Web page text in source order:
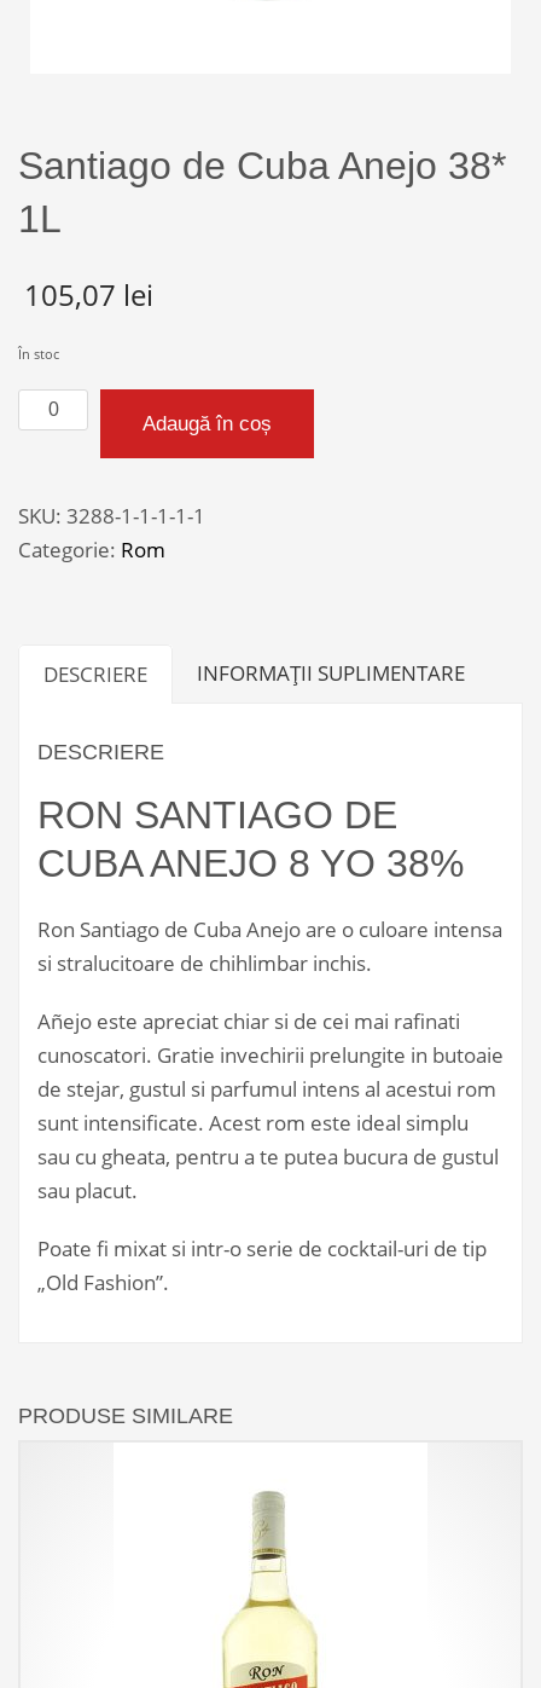
Santiago de Cuba Anejo 38*
1L
105,07 lei
În stoc
Cantitate
Santiago
Cuba
Anejo
Adaugă în coș
SKU: 3288-1-1-1-1-1
Categorie: Rom
DESCRIERE INFORMAȚII SUPLIMENTARE
DESCRIERE
RON SANTIAGO DE
CUBA ANEJO 8 YO 38%
Ron Santiago de Cuba Anejo are o culoare intensa
si stralucitoare de chihlimbar inchis.
Añejo este apreciat chiar si de cei mai rafinati
cunoscatori. Gratie invechirii prelungite in butoaie
de stejar, gustul si parfumul intens al acestui rom
sunt intensificate. Acest rom este ideal simplu
sau cu gheata, pentru a te putea bucura de gustul
sau placut.
Poate fi mixat si intr-o serie de cocktail-uri de tip
„Old Fashion”.
PRODUSE SIMILARE